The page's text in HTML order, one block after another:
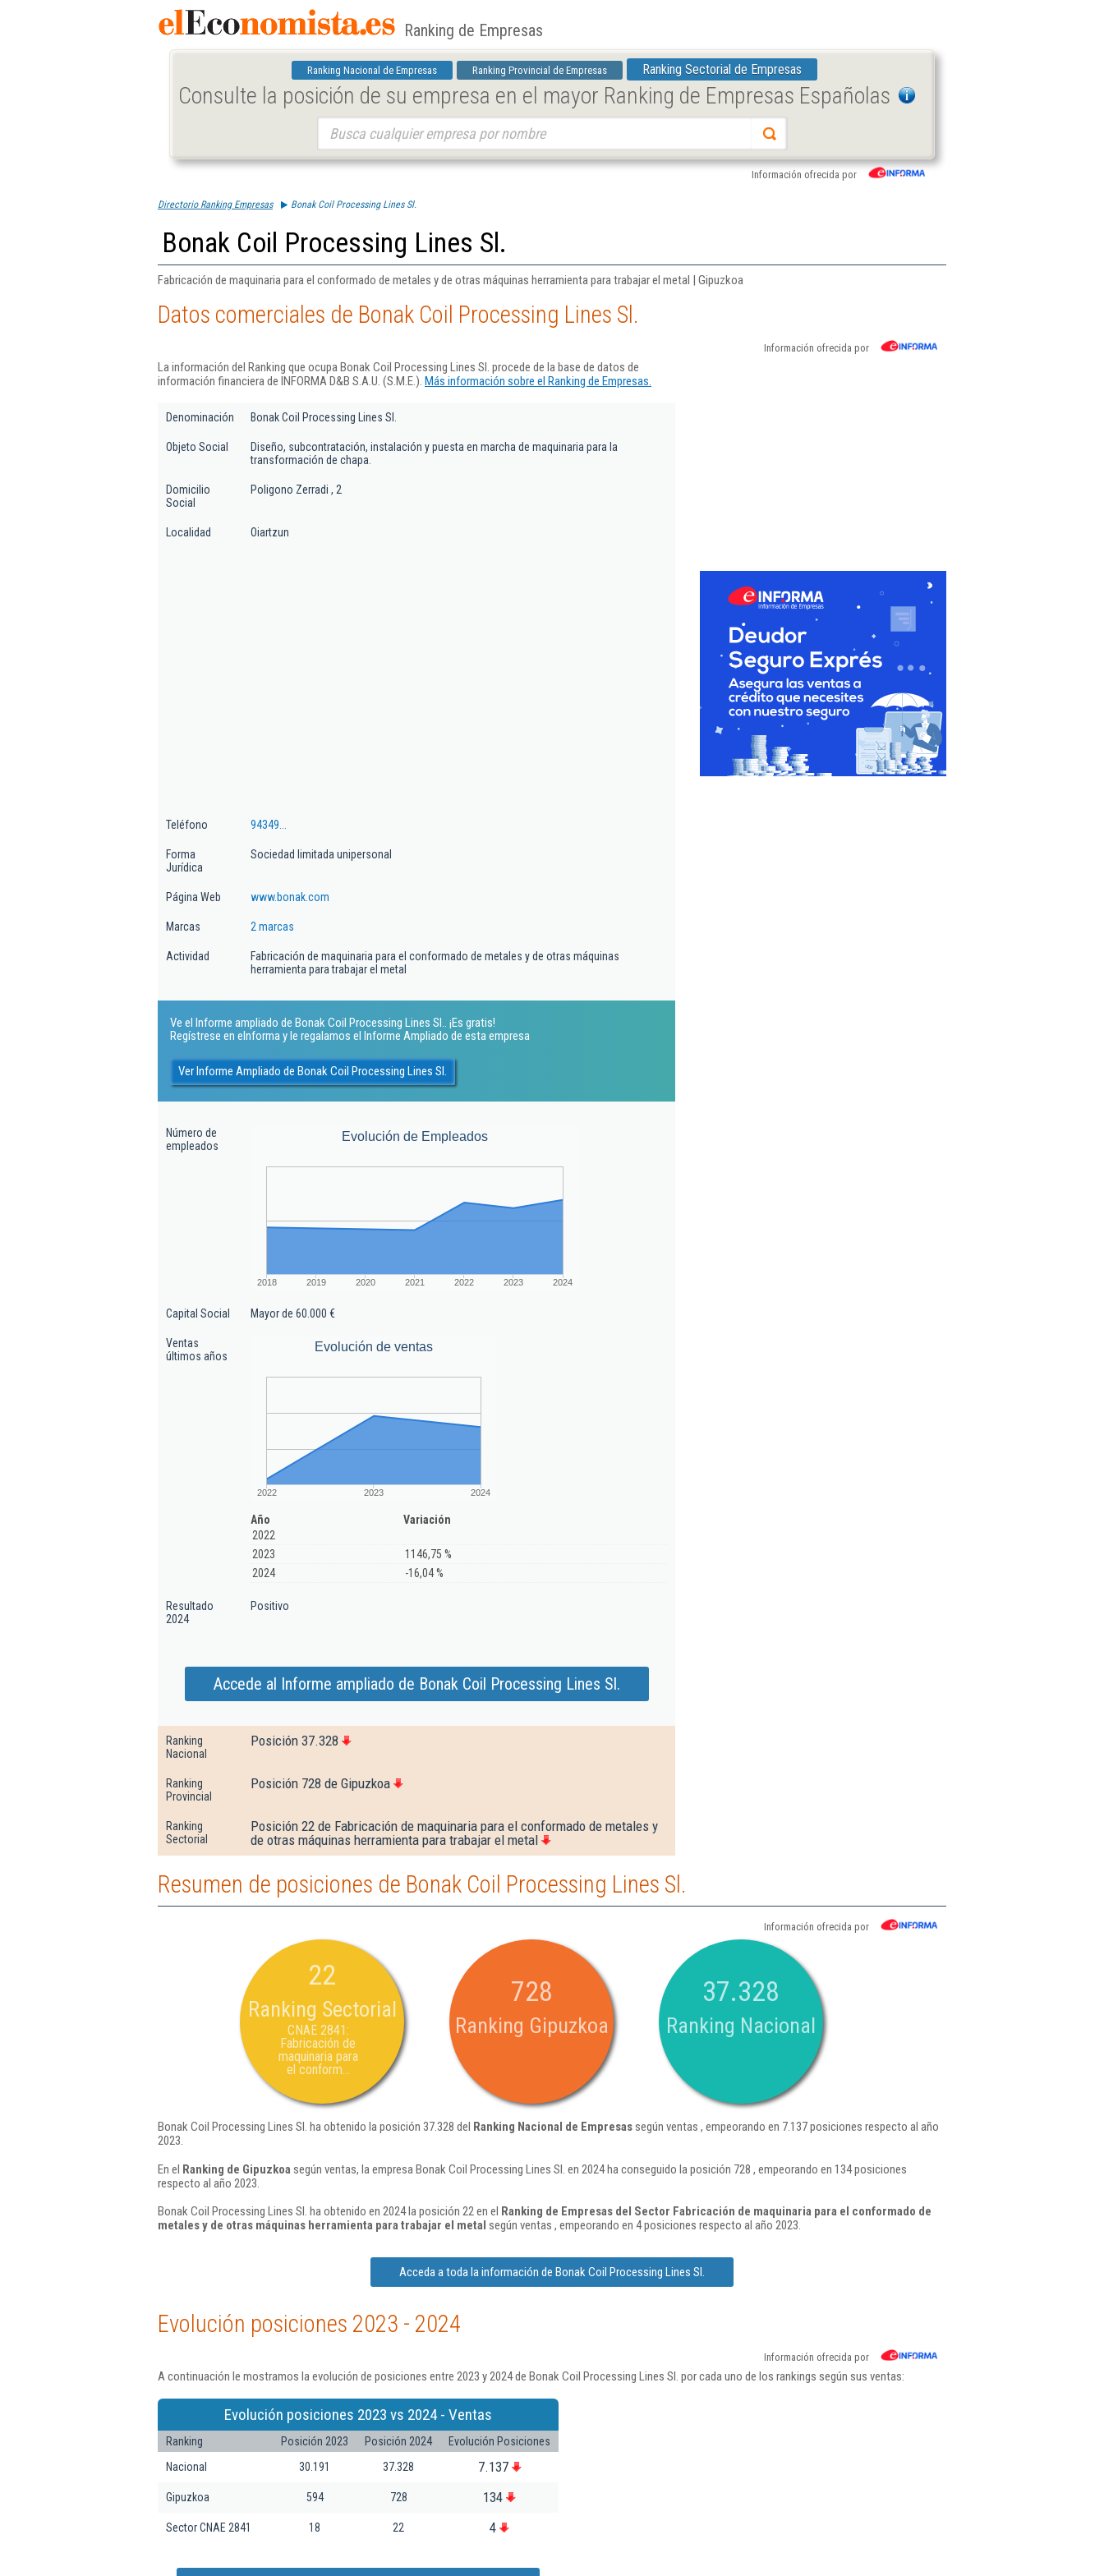
Ranking de Empresas
Ranking Nacional de Empresas Ranking Provincial de Empresas Ranking Sectorial de Empresas
Consulte la posición de su empresa en el mayor Ranking de Empresas Españolas
Información ofrecida por
Directorio Ranking Empresas Bonak Coil Processing Lines Sl.
Bonak Coil Processing Lines Sl.
Fabricación de maquinaria para el conformado de metales y de otras máquinas herramienta para trabajar el metal | Gipuzkoa
Datos comerciales de Bonak Coil Processing Lines Sl.
Información ofrecida por
La información del Ranking que ocupa Bonak Coil Processing Lines Sl. procede de la base de datos de
información financiera de INFORMA D&B S.A.U. (S.M.E.). Más información sobre el Ranking de Empresas.
Denominación Bonak Coil Processing Lines Sl.
Objeto Social
Diseño, subcontratación, instalación y puesta en marcha de maquinaria para la
transformación de chapa.
Domicilio
Social
Poligono Zerradi , 2
Localidad Oiartzun
Teléfono 94349...
Forma
Jurídica
Sociedad limitada unipersonal
Página Web www.bonak.com
Marcas 2 marcas
Actividad
Fabricación de maquinaria para el conformado de metales y de otras máquinas
herramienta para trabajar el metal
Ve el Informe ampliado de Bonak Coil Processing Lines Sl.. ¡Es gratis!
Regístrese en eInforma y le regalamos el Informe Ampliado de esta empresa
Ver Informe Ampliado de Bonak Coil Processing Lines Sl.
Número de
empleados
Evolución de Empleados
2018 2019 2020 2021 2022 2023 2024
Capital Social Mayor de 60.000 €
Ventas
últimos años
Evolución de ventas
2022 2023 2024
Año
Variación
2022
2023
1146,75 %
2024
-16,04 %
Resultado
2024
Positivo
Accede al Informe ampliado de Bonak Coil Processing Lines Sl.
Ranking
Nacional
Posición 37.328
Ranking
Provincial
Posición 728 de Gipuzkoa
Ranking
Sectorial
Posición 22 de Fabricación de maquinaria para el conformado de metales y
de otras máquinas herramienta para trabajar el metal
Resumen de posiciones de Bonak Coil Processing Lines Sl.
Información ofrecida por
22
Ranking Sectorial
CNAE 2841:
Fabricación de
maquinaria para
el conform...
728
Ranking Gipuzkoa
37.328
Ranking Nacional
Bonak Coil Processing Lines Sl. ha obtenido la posición 37.328 del Ranking Nacional de Empresassegún ventas , empeorando en 7.137 posiciones respecto al año
2023.
En el Ranking de Gipuzkoa según ventas, la empresa Bonak Coil Processing Lines Sl. en 2024 ha conseguido la posición 728 , empeorando en 134 posiciones
respecto al año 2023.
Bonak Coil Processing Lines Sl. ha obtenido en 2024 la posición 22 en el Ranking de Empresas del Sector Fabricación de maquinaria para el conformado de
metales y de otras máquinas herramienta para trabajar el metal según ventas , empeorando en 4 posiciones respecto al año 2023.
Acceda a toda la información de Bonak Coil Processing Lines Sl.
Evolución posiciones 2023 - 2024
Información ofrecida por
A continuación le mostramos la evolución de posiciones entre 2023 y 2024 de Bonak Coil Processing Lines Sl. por cada uno de los rankings según sus ventas:
Evolución posiciones 2023 vs 2024 - Ventas
Ranking Posición 2023 Posición 2024
Evolución Posiciones
Nacional
30.191 37.328 7.137
Gipuzkoa 594 728 134
Sector CNAE 2841 18 22 4